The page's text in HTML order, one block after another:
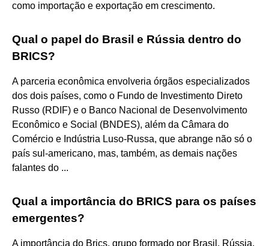
como importação e exportação em crescimento.
Qual o papel do Brasil e Rússia dentro do
BRICS?
A parceria econômica envolveria órgãos especializados
dos dois países, como o Fundo de Investimento Direto
Russo (RDIF) e o Banco Nacional de Desenvolvimento
Econômico e Social (BNDES), além da Câmara do
Comércio e Indústria Luso-Russa, que abrange não só o
país sul-americano, mas, também, as demais nações
falantes do ...
Qual a importância do BRICS para os países
emergentes?
A importância do Brics, grupo formado por Brasil, Rússia,